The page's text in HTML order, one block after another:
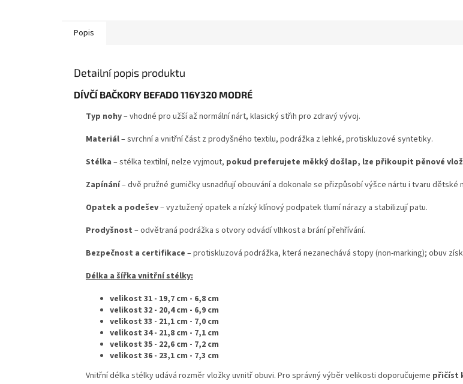
Popis
Detailní popis produktu
DÍVČÍ BAČKORY BEFADO 116Y320 MODRÉ
Typ nohy– vhodné pro užší až normální nárt, klasický střih pro zdravý vývoj.
Materiál– svrchní a vnitřní část z prodyšného textilu, podrážka z lehké, protiskluzové syntetiky.
Stélka –stélka textilní, nelze vyjmout, pokud preferujete měkký došlap, lze přikoupit pěnové
Zapínání– dvě pružné gumičky usnadňují obouvání a dokonale se přizpůsobí výšce nártu i tvaru dětské
Opatek a podešev– vyztužený opatek a nízký klínový podpatek tlumí nárazy a stabilizují patu.
Prodyšnost – odvětraná podrážka s otvory odvádí vlhkost a brání přehřívání.
Bezpečnost a certifikace – protiskluzová podrážka, která nezanechává stopy (non-marking); obuv
Délka a šířka vnitřní stélky:
velikost 31 - 19,7 cm - 6,8 cm
velikost 32 - 20,4 cm - 6,9 cm
velikost 33 - 21,1 cm - 7,0 cm
velikost 34 - 21,8 cm - 7,1 cm
velikost 35 - 22,6 cm - 7,2 cm
velikost 36 - 23,1 cm - 7,3 cm
Vnitřní délka stélky udává rozměr vložky uvnitř obuvi. Pro správný výběr velikosti doporučujeme přičíst